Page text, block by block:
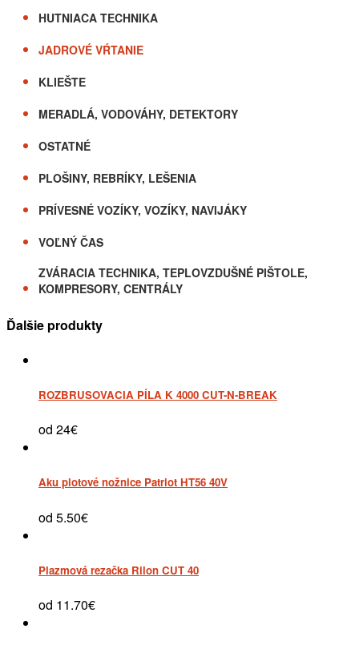
HUTNIACA TECHNIKA
JADROVÉ VŔTANIE
KLIEŠTE
MERADLÁ, VODOVÁHY, DETEKTORY
OSTATNÉ
PLOŠINY, REBRÍKY, LEŠENIA
PRÍVESNÉ VOZÍKY, VOZÍKY, NAVIJÁKY
VOĽNÝ ČAS
ZVÁRACIA TECHNIKA, TEPLOVZDUŠNÉ PIŠTOLE,
KOMPRESORY, CENTRÁLY
Ďalšie produkty
ROZBRUSOVACIA PÍLA K 4000 CUT-N-BREAK
od 24€
Aku plotové nožnice Patriot HT56 40V
od 5.50€
Plazmová rezačka Rilon CUT 40
od 11.70€